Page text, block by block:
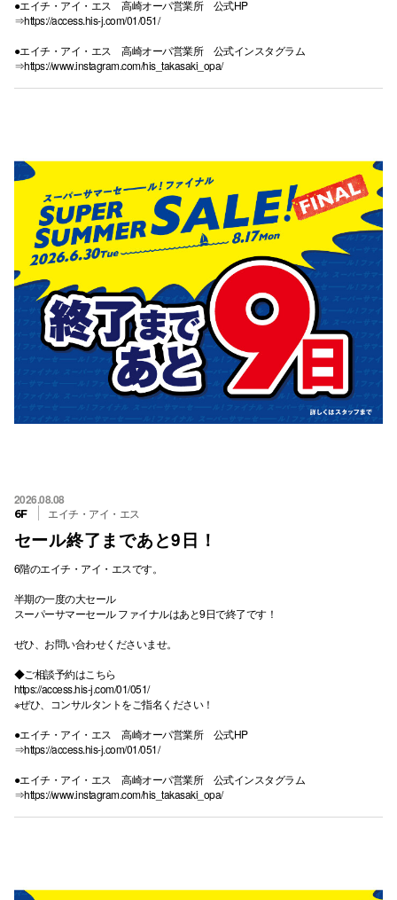
●エイチ・アイ・エス 高崎オーパ営業所 公式HP
⇒https://access.his-j.com/01/051/
●エイチ・アイ・エス 高崎オーパ営業所 公式インスタグラム
⇒https://www.instagram.com/his_takasaki_opa/
2026.08.08
6F エイチ・アイ・エス
セール終了まであと9日！
6階のエイチ・アイ・エスです。
半期の一度の大セール
スーパーサマーセール ファイナルはあと9日で終了です！
ぜひ、お問い合わせくださいませ。
◆ご相談予約はこちら
https://access.his-j.com/01/051/
※ぜひ、コンサルタントをご指名ください！
●エイチ・アイ・エス 高崎オーパ営業所 公式HP
⇒https://access.his-j.com/01/051/
●エイチ・アイ・エス 高崎オーパ営業所 公式インスタグラム
⇒https://www.instagram.com/his_takasaki_opa/